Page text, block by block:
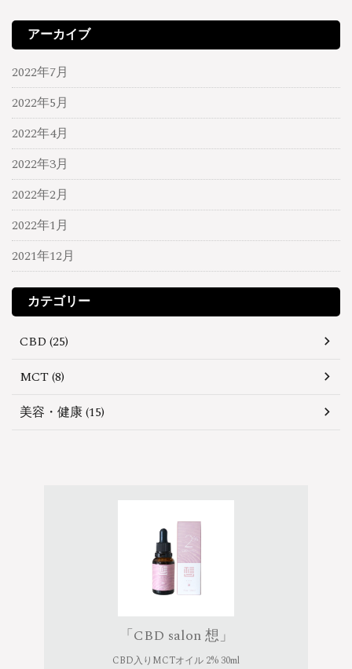
アーカイブ
2022年7月
2022年5月
2022年4月
2022年3月
2022年2月
2022年1月
2021年12月
カテゴリー
CBD (25)
MCT (8)
美容・健康 (15)
「CBD salon 想」
CBD入りMCTオイル 2% 30ml